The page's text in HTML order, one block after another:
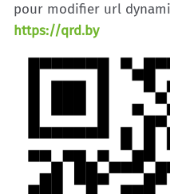
pour modifier url
https://qrd.by